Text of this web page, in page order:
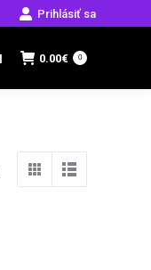
Prihlásiť sa
0.00€ 0